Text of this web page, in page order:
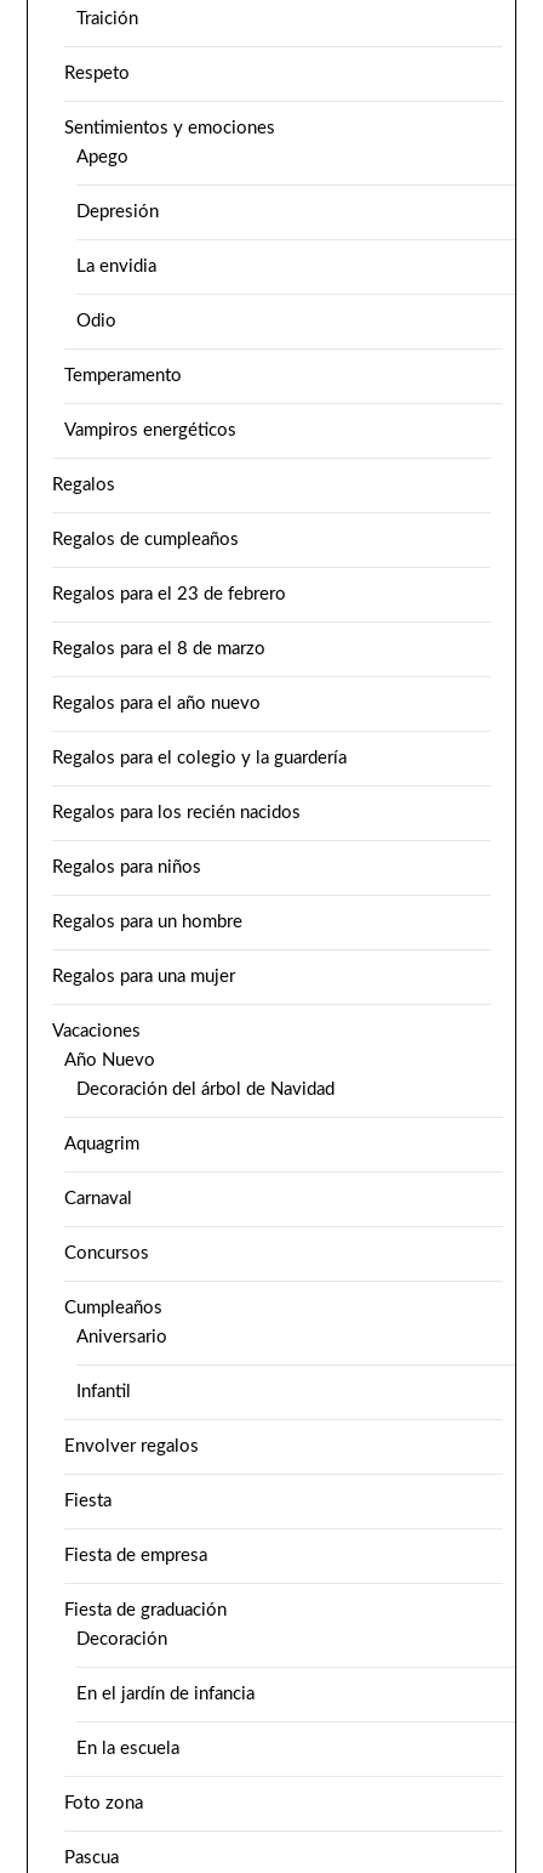
Traición
Respeto
Sentimientos y emociones
Apego
Depresión
La envidia
Odio
Temperamento
Vampiros energéticos
Regalos
Regalos de cumpleaños
Regalos para el 23 de febrero
Regalos para el 8 de marzo
Regalos para el año nuevo
Regalos para el colegio y la guardería
Regalos para los recién nacidos
Regalos para niños
Regalos para un hombre
Regalos para una mujer
Vacaciones
Año Nuevo
Decoración del árbol de Navidad
Aquagrim
Carnaval
Concursos
Cumpleaños
Aniversario
Infantil
Envolver regalos
Fiesta
Fiesta de empresa
Fiesta de graduación
Decoración
En el jardín de infancia
En la escuela
Foto zona
Pascua